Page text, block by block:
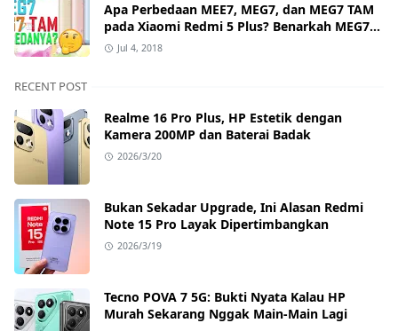
Apa Perbedaan MEE7, MEG7, dan MEG7 TAM
pada Xiaomi Redmi 5 Plus? Benarkah MEG7
TAM Tidak Bisa Unlock Bootloader?
Jul 4, 2018
RECENT POST
Realme 16 Pro Plus, HP Estetik dengan
Kamera 200MP dan Baterai Badak
2026/3/20
Bukan Sekadar Upgrade, Ini Alasan Redmi
Note 15 Pro Layak Dipertimbangkan
2026/3/19
Tecno POVA 7 5G: Bukti Nyata Kalau HP
Murah Sekarang Nggak Main-Main Lagi